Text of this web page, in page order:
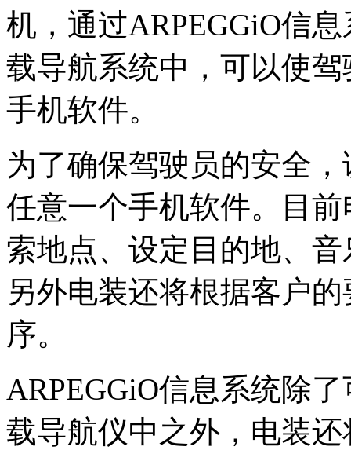
机，通过ARPEGGiO信
载导航系统中，可以使
手机软件。
为了确保驾驶员的安全
任意一个手机软件。目
索地点、设定目的地、
另外电装还将根据客户
序。
ARPEGGiO信息系统除
载导航仪中之外，电装